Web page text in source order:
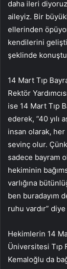
daha ileri
aileyiz. Bir
ellerinden
kendilerini
şeklinde
14 Mart Tıp
Rektör
ise 14 Mart Tıp
ederek, “40 yılı
insan olarak, her
sevinç olur.
sadece bayram
hekiminin
varlığına
ben buradayım
ruhu vardır”
Hekimlerin 14
Üniversitesi Tıp
Kemaloğlu da